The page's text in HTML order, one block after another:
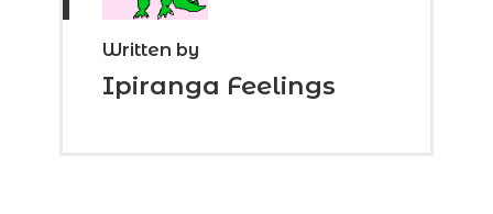
Written by
Ipiranga Feelings